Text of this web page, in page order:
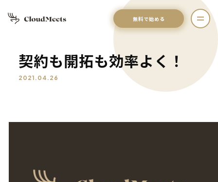
無料で始める
契約も開拓も効率よく！
2021.04.26